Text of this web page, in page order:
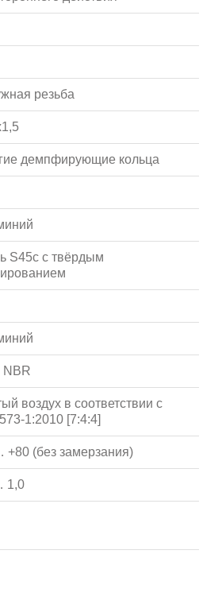
резьба
демпфирующие кольца
S45c с твёрдым
NBR
воздух в соответствии с
1:2010 [7:4:4]
+80 (без замерзания)
1,0